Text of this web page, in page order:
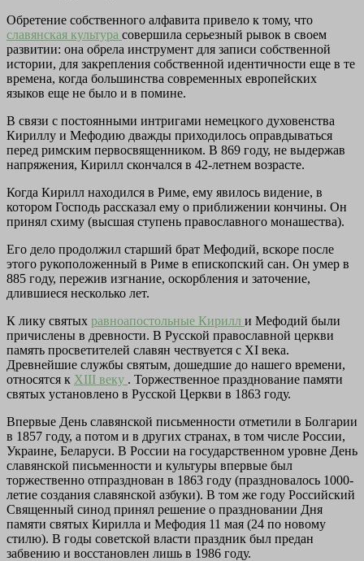
Обретение собственного алфавита привело к тому, что
славянская культура совершила серьезный рывок в своем
развитии: она обрела инструмент для записи собственной
истории, для закрепления собственной идентичности еще в те
времена, когда большинства современных европейских
языков еще не было и в помине.
В связи с постоянными интригами немецкого духовенства
Кириллу и Мефодию дважды приходилось оправдываться
перед римским первосвященником. В 869 году, не выдержав
напряжения, Кирилл скончался в 42-летнем возрасте.
Когда Кирилл находился в Риме, ему явилось видение, в
котором Господь рассказал ему о приближении кончины. Он
принял схиму (высшая ступень православного монашества).
Его дело продолжил старший брат Мефодий, вскоре после
этого рукоположенный в Риме в епископский сан. Он умер в
885 году, пережив изгнание, оскорбления и заточение,
длившиеся несколько лет.
К лику святых равноапостольные Кирилл и Мефодий были
причислены в древности. В Русской православной церкви
память просветителей славян чествуется с XI века.
Древнейшие службы святым, дошедшие до нашего времени,
относятся к XIII веку . Торжественное празднование памяти
святых установлено в Русской Церкви в 1863 году.
Впервые День славянской письменности отметили в Болгарии
в 1857 году, а потом и в других странах, в том числе России,
Украине, Беларуси. В России на государственном уровне День
славянской письменности и культуры впервые был
торжественно отпразднован в 1863 году (праздновалось 1000-
летие создания славянской азбуки). В том же году Российский
Священный синод принял решение о праздновании Дня
памяти святых Кирилла и Мефодия 11 мая (24 по новому
стилю). В годы советской власти праздник был предан
забвению и восстановлен лишь в 1986 году.